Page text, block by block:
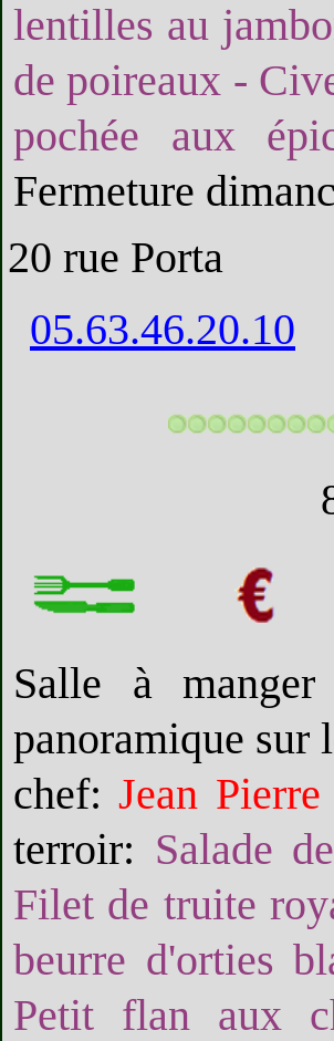
lentilles au
de poireaux -
pochée aux
Fermeture
20 rue Porta
05.63.46.20.10
Salle à manger
panoramique sur
chef:Jean
terroir: Salade
Filet de truite
beurre d'orties
Petit flan aux